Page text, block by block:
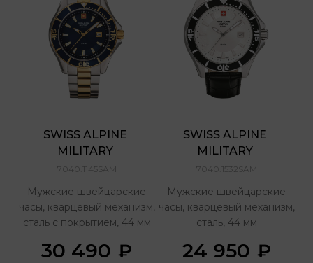
SWISS ALPINE
MILITARY
7040.1145SAM
Мужские швейцарские
часы, кварцевый механизм,
сталь с покрытием, 44 мм
30 490 ₽
SWISS ALPINE
MILITARY
7040.1532SAM
Мужские швейцарские
часы, кварцевый механизм,
сталь, 44 мм
24 950 ₽